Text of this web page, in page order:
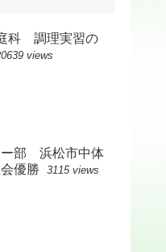
科 調理実習の
views
ー部 浜松市中体
優勝
3115 views